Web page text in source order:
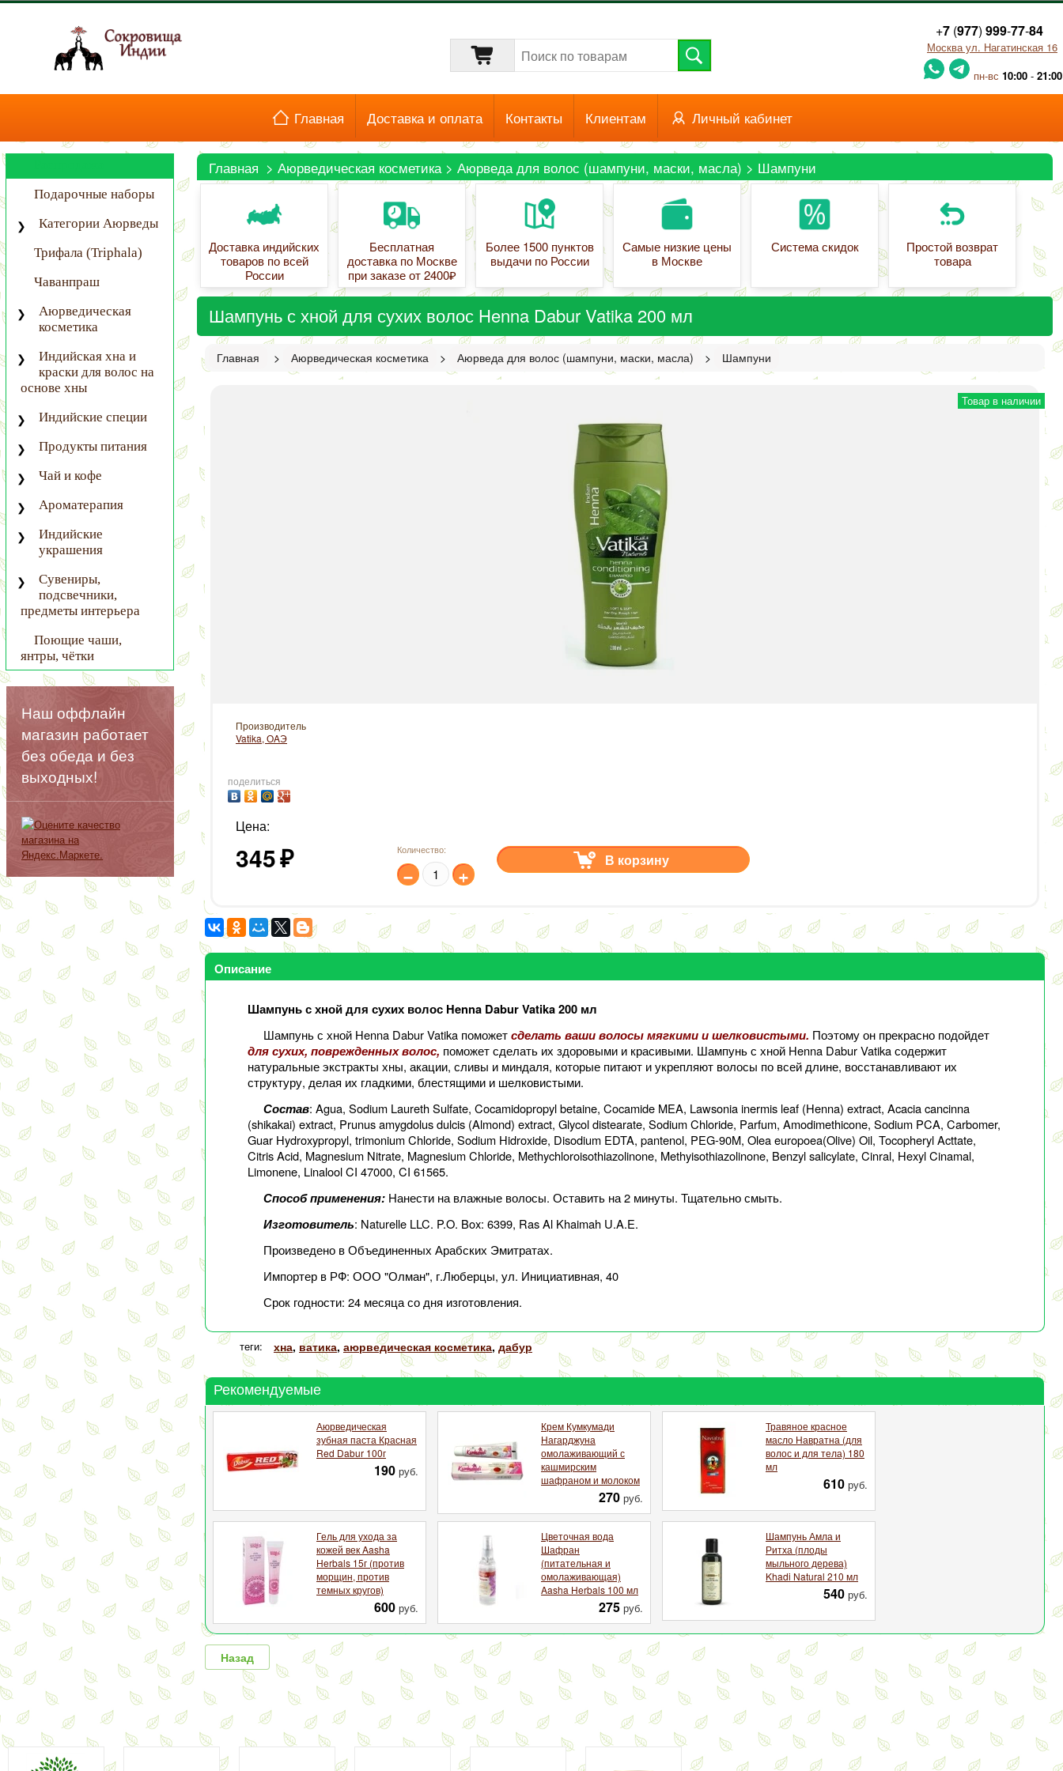
+7(977) 999-77-84
Москва ул. Нагатинская 16
пн-вс 10:00 -21:00
Главная Доставка и оплата Контакты Клиентам Личный кабинет
Вход в кабинет
Главная > Аюрведическая косметика> Аюрведа для волос (шампуни, маски, масла) > Шампуни
Доставка индийских
товаров по всей
России
Бесплатная
доставка по Москве
при заказе от 2400₽
Более 1500 пунктов
выдачи по России
Самые низкие цены
в Москве
Система скидок
Простой возврат
товара
Шампунь с хной для сухих волос Henna Dabur Vatika 200 мл
Главная > Аюрведическая косметика > Аюрведа для волос (шампуни, маски, масла) > Шампуни
Товар в наличии
Производитель
Vatika, ОAЭ
поделиться
Цена:
345₽ Количество:
− +
В корзину
Описание
Шампунь с хной для сухих волос Henna Dabur Vatika 200 мл
Шампунь с хной Henna Dabur Vatika поможетсделать ваши волосы мягкими и шелковистыми. Поэтому он прекрасно подойдет
для сухих, поврежденных волос, поможет сделать их здоровыми и красивыми. Шампунь с хной Henna Dabur Vatika содержит
натуральные экстракты хны, акации, сливы и миндаля, которые питают и укрепляют волосы по всей длине, восстанавливают их
структуру, делая их гладкими, блестящими и шелковистыми.
Состав: Agua, Sodium Laureth Sulfate, Cocamidopropyl betaine, Cocamide MEA, Lawsonia inermis leaf (Henna) extract, Acacia cancinna
(shikakai) extract, Prunus amygdolus dulcis (Almond) extract, Glycol distearate, Sodium Chloride, Parfum, Amodimethicone, Sodium PCA, Carbomer,
Guar Hydroxypropyl, trimonium Chloride, Sodium Hidroxide, Disodium EDTA, pantenol, PEG-90M, Olea europoea(Olive) Oil, Tocopheryl Acttate,
Citris Acid, Magnesium Nitrate, Magnesium Chloride, Methychloroisothiazolinone, Methyisothiazolinone, Benzyl salicylate, Cinral, Hexyl Cinamal,
Limonene, Linalool CI 47000, CI 61565.
Способ применения: Нанести на влажные волосы. Оставить на 2 минуты. Тщательно смыть.
Изготовитель: Naturelle LLC. P.O. Box: 6399, Ras Al Khaimah U.A.E.
Произведено в Объединенных Арабских Эмитратах.
Импортер в РФ: ООО "Олман", г.Люберцы, ул. Инициативная, 40
Срок годности: 24 месяца со дня изготовления.
теги: хна, ватика, аюрведическая косметика, дабур
Рекомендуемые
Аюрведическая
зубная паста Красная
Red Dabur 100г
190 руб.
Крем Кумкумади
Нагарджуна
омолаживающий с
кашмирским
шафраном и молоком
270 руб.
Травяное красное
масло Навратна (для
волос и для тела) 180
мл
610 руб.
Гель для ухода за
кожей век Aasha
Herbals 15г (против
морщин, против
темных кругов)
600 руб.
Цветочная вода
Шафран
(питательная и
омолаживающая)
Aasha Herbals 100 мл
275 руб.
Шампунь Амла и
Ритха (плоды
мыльного дерева)
Khadi Natural 210 мл
540 руб.
Назад
Подарочные наборы
Категории Аюрведы
Трифала (Triphala)
Чаванпраш
Аюрведическая
косметика
Индийская хна и
краски для волос на
основе хны
Индийские специи
Продукты питания
Чай и кофе
Ароматерапия
Индийские
украшения
Сувениры,
подсвечники,
предметы интерьера
Поющие чаши,
янтры, чётки
Наш оффлайн
магазин работает
без обеда и без
выходных!